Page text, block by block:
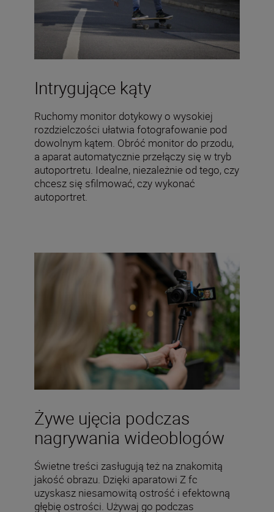
Intrygujące kąty
Ruchomy monitor dotykowy o wysokiej
rozdzielczości ułatwia fotografowanie pod
dowolnym kątem. Obróć monitor do przodu,
a aparat automatycznie przełączy się w tryb
autoportretu. Idealne, niezależnie od tego, czy
chcesz się sfilmować, czy wykonać
autoportret.
Żywe ujęcia podczas
nagrywania wideoblogów
Świetne treści zasługują też na znakomitą
jakość obrazu. Dzięki aparatowi Z fc
uzyskasz niesamowitą ostrość i efektowną
głębię ostrości. Używaj go podczas